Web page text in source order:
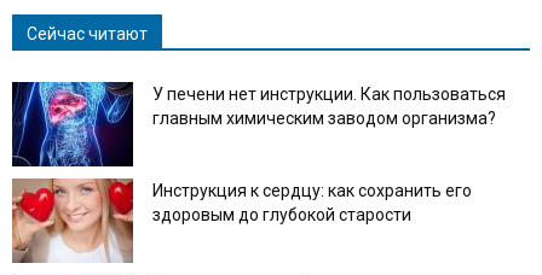
Сейчас читают
У печени нет инструкции. Как пользоваться
главным химическим заводом организма?
Инструкция к сердцу: как сохранить его
здоровым до глубокой старости